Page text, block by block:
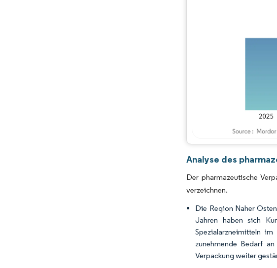
Analyse des
Der pharmazeutische
verzeichnen.
Die Region Naher
Jahren haben sich
Spezialarzneimitteln
zunehmende Bedarf
Verpackung weiter